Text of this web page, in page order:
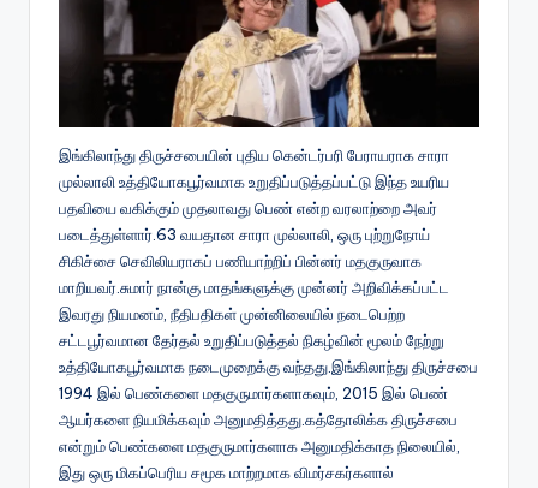
இங்கிலாந்து திருச்சபையின் புதிய கென்டர்பரி பேராயராக சாரா
முல்லாலி உத்தியோகபூர்வமாக உறுதிப்படுத்தப்பட்டு இந்த உயரிய
பதவியை வகிக்கும் முதலாவது பெண் என்ற வரலாற்றை அவர்
படைத்துள்ளார்.63 வயதான சாரா முல்லாலி, ஒரு புற்றுநோய்
சிகிச்சை செவிலியராகப் பணியாற்றிப் பின்னர் மதகுருவாக
மாறியவர்.சுமார் நான்கு மாதங்களுக்கு முன்னர் அறிவிக்கப்பட்ட
இவரது நியமனம், நீதிபதிகள் முன்னிலையில் நடைபெற்ற
சட்டபூர்வமான தேர்தல் உறுதிப்படுத்தல் நிகழ்வின் மூலம் நேற்று
உத்தியோகபூர்வமாக நடைமுறைக்கு வந்தது.இங்கிலாந்து திருச்சபை
1994 இல் பெண்களை மதகுருமார்களாகவும், 2015 இல் பெண்
ஆயர்களை நியமிக்கவும் அனுமதித்தது.கத்தோலிக்க திருச்சபை
என்றும் பெண்களை மதகுருமார்களாக அனுமதிக்காத நிலையில்,
இது ஒரு மிகப்பெரிய சமூக மாற்றமாக விமர்சகர்களால்